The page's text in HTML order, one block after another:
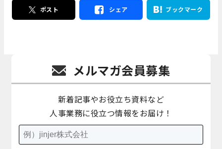
ポスト シェア ブックマーク
メルマガ会員募集
新着記事やお役立ち資料など
人事業務に役立つ情報をお届け！